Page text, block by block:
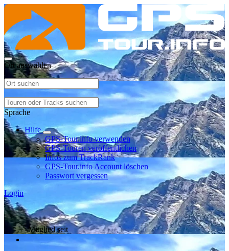
Ort auswählen
Sprache
Hilfe
GPS-Tour.info verwenden
GPS-Touren veröffentlichen
Infos zum TrackRank
GPS-Tour.info Account löschen
Passwort vergessen
Login
Mitglied seit